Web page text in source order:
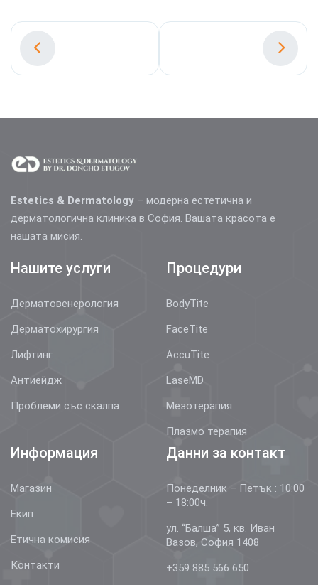
Estetics & Dermatology – модерна естетична и
дерматологична клиника в София. Вашата красота е
нашата мисия.
Нашите услуги
Дерматовенерология
Дерматохирургия
Лифтинг
Антиейдж
Проблеми със скалпа
Процедури
BodyTite
FaceTite
AccuTite
LaseMD
Мезотерапия
Плазмо терапия
Информация
Магазин
Екип
Етична комисия
Контакти
Данни за контакт
Понеделник – Петък : 10:00
– 18:00ч.
ул. “Балша” 5, кв. Иван
Вазов, София 1408
+359 885 566 650